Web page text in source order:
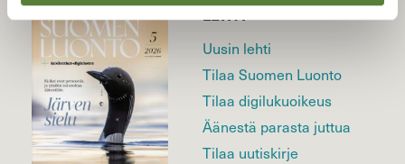
LEHTI
Uusin lehti
Tilaa Suomen Luonto
Tilaa digilukuoikeus
Äänestä parasta juttua
Tilaa uutiskirje